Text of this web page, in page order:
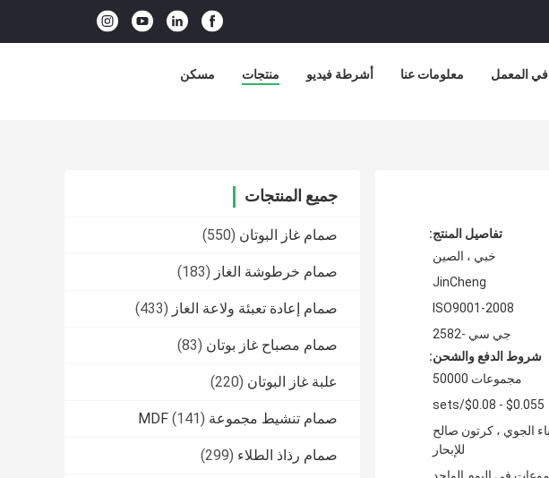
مسكن منتجات أشرطة فيديو معلومات عنا المعمل
جميع المنتجات
صمام غاز البوتان (550)
صمام خرطوشة الغاز (183)
صمام إعادة تعبئة ولاعة الغاز (433)
صمام مصباح غاز بوتان (83)
علبة غاز البوتان (220)
صمام تنشيط مجموعة MDF (141)
صمام رذاذ الطلاء (299)
تفاصيل المنتج:
خبي ، الصين
JinCheng
ISO9001-2008
جي سي -2582
شروط الدفع والشحن:
مجموعات 50000
$0.055 - $0.08/sets
الجوي ، كرتون صالح
للإبحار